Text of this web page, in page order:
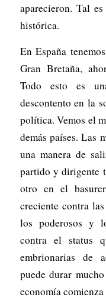
aparecieron. Tal
histórica.
En España
Gran Bretaña,
Todo esto es
descontento en la
política. Vemos el
demás países. Las
una manera de
partido y dirigente
otro en el
creciente contra
los poderosos y
contra el status
embrionarias de
puede durar
economía